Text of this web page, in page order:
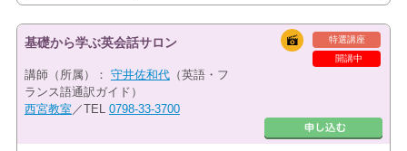
特選講座
開講中
基礎から学ぶ英会話サロン
講師（所属）： 守井佐和代（英語・フ
ランス語通訳ガイド）
西宮教室 ／TEL 0798-33-3700